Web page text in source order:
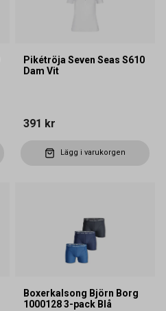
Pikétröja Seven Seas S610
Dam Vit
391 kr
Lägg i varukorgen
Boxerkalsong Björn Borg
1000128 3-pack Blå